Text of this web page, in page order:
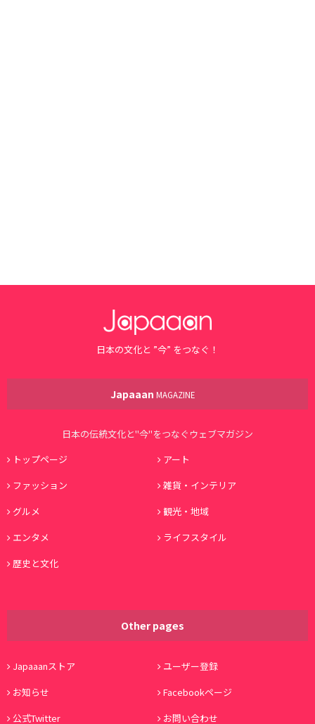
日本の文化と ”今” をつなぐ！
Japaaan MAGAZINE
日本の伝統文化と"今"をつなぐウェブマガジン
トップページ
アート
ファッション
雑貨・インテリア
グルメ
観光・地域
エンタメ
ライフスタイル
歴史と文化
Other pages
Japaaanストア
ユーザー登録
お知らせ
Facebookページ
公式Twitter
お問い合わせ